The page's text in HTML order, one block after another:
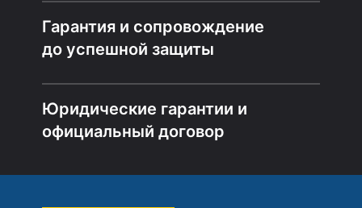
Гарантия и сопровождение
до успешной защиты
Юридические гарантии и
официальный договор